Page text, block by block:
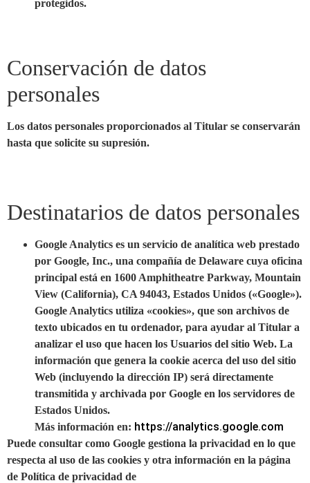
protegidos.
Conservación de datos
personales
Los datos personales proporcionados al Titular se conservarán
hasta que solicite su supresión.
Destinatarios de datos personales
Google Analytics es un servicio de analítica web prestado
por Google, Inc., una compañía de Delaware cuya oficina
principal está en 1600 Amphitheatre Parkway, Mountain
View (California), CA 94043, Estados Unidos («Google»).
Google Analytics utiliza «cookies», que son archivos de
texto ubicados en tu ordenador, para ayudar al Titular a
analizar el uso que hacen los Usuarios del sitio Web. La
información que genera la cookie acerca del uso del sitio
Web (incluyendo la dirección IP) será directamente
transmitida y archivada por Google en los servidores de
Estados Unidos.
Más información en: https://analytics.google.com
Puede consultar como Google gestiona la privacidad en lo que
respecta al uso de las cookies y otra información en la página
de Política de privacidad de